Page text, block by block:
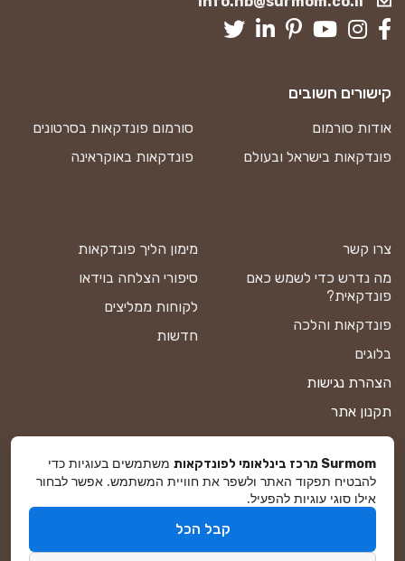
צרו קשר
מה נדרש כדי לשמש כאם
פונדקאית?
פונדקאות והלכה
בלוגים
הצהרת נגישות
תקנון אתר
מדיניות פרטיות
מפת אתר
מימון הליך פונדקאות
סיפורי הצלחה בוידאו
לקוחות ממליצים
חדשות
קישורים חשובים
אודות סורמום
סורמום פונדקאות בסרטונים
פונדקאות בישראל ובעולם
פונדקאות באוקראינה
Surmom מרכז בינלאומי לפונדקאות
משתמשים בעוגיות כדי
להבטיח תפקוד האתר ולשפר את חוויית המשתמש. אפשר לבחור
אילו סוגי עוגיות להפעיל.
קבל הכל